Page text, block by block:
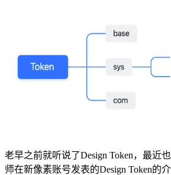
老早之前就听说了Design Token，最近
师在新像素账号发表的Design Token的